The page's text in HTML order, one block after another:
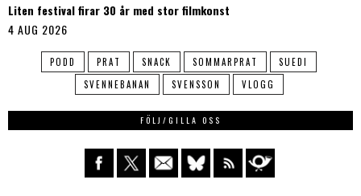
Liten festival firar 30 år med stor filmkonst
4 AUG 2026
PODD PRAT SNACK SOMMARPRAT
SUEDI
SVENNEBANAN
SVENSSON VLOGG
FÖLJ/GILLA OSS